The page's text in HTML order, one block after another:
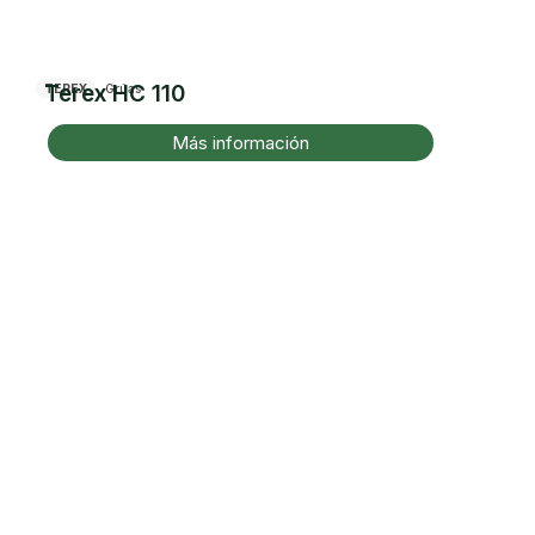
TEREX Grúas
Terex HC 110
Más información